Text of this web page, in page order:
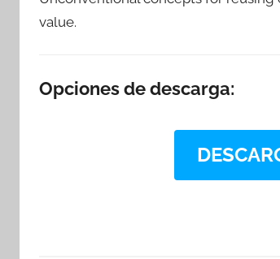
value.
Opciones de descarga: